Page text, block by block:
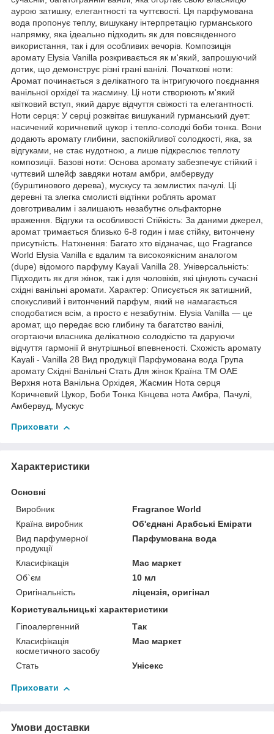
аурою затишку, елегантності та чуттєвості. Ця парфумована
вода пропонує теплу, вишукану інтерпретацію гурманського
напрямку, яка ідеально підходить як для повсякденного
використання, так і для особливих вечорів. Композиція
аромату Elysia Vanilla розкривається як м'який, запрошуючий
дотик, що демонструє різні грані ванілі. Початкові ноти:
Аромат починається з делікатного та інтригуючого поєднання
ванільної орхідеї та жасмину. Ці ноти створюють м'який
квітковий вступ, який дарує відчуття свіжості та елегантності.
Ноти серця: У серці розквітає вишуканий гурманський дует:
насичений коричневий цукор і тепло-солодкі боби тонка. Вони
додають аромату глибини, заспокійливої солодкості, яка, за
відгуками, не стає нудотною, а лише підкреслює теплоту
композиції. Базові ноти: Основа аромату забезпечує стійкий і
чуттєвий шлейф завдяки нотам амбри, амбервуду
(бурштинового дерева), мускусу та землистих пачулі. Ці
деревні та злегка смолисті відтінки роблять аромат
довготривалим і залишають незабутнє ольфакторне
враження. Відгуки та особливості Стійкість: За даними джерел,
аромат тримається близько 6-8 годин і має стійку, витончену
присутність. Натхнення: Багато хто відзначає, що Fragrance
World Elysia Vanilla є вдалим та високоякісним аналогом
(dupe) відомого парфуму Kayali Vanilla 28. Універсальність:
Підходить як для жінок, так і для чоловіків, які цінують сучасні
східні ванільні аромати. Характер: Описується як затишний,
спокусливий і витончений парфум, який не намагається
сподобатися всім, а просто є незабутнім. Elysia Vanilla — це
аромат, що передає всю глибину та багатство ванілі,
огортаючи власника делікатною солодкістю та даруючи
відчуття гармонії й внутрішньої впевненості. Схожість аромату
Kayali - Vanilla 28 Вид продукції Парфумована вода Група
аромату Східні Ванільні Стать Для жінок Країна ТМ ОАЕ
Верхня нота Ванільна Орхідея, Жасмин Нота серця
Коричневий Цукор, Боби Тонка Кінцева нота Амбра, Пачулі,
Амбервуд, Мускус
Приховати
Характеристики
Основні
Виробник
Fragrance World
Країна виробник
Об'єднані Арабські Емірати
Вид парфумерної
продукції
Парфумована вода
Класифікація
Мас маркет
Об`єм
10 мл
Оригінальність
ліцензія, оригінал
Користувальницькі характеристики
Гіпоалергенний
Так
Класифікація
косметичного засобу
Мас маркет
Стать Унісекс
Приховати
Умови доставки